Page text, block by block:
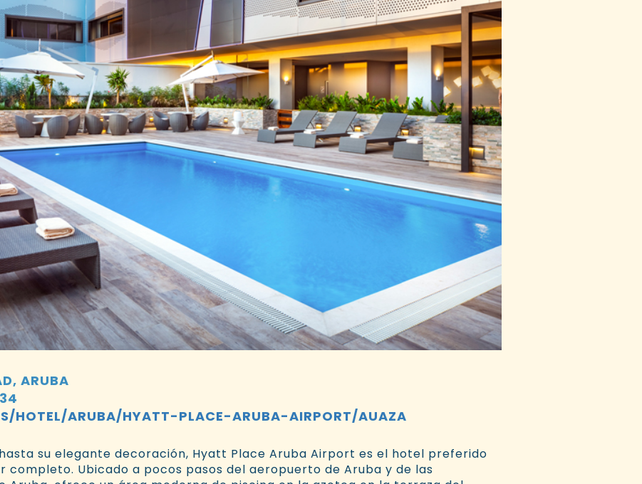
ARUBA
HOTEL/ARUBA/HYATT-PLACE-ARUBA-AIRPORT/AUAZA
su elegante decoración, Hyatt Place Aruba Airport es el hotel preferido
completo. Ubicado a pocos pasos del aeropuerto de Aruba y de las